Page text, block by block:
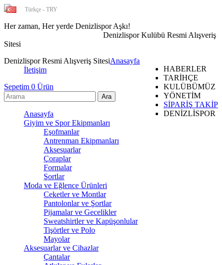
Her zaman, Her yerde Denizlispor Aşkı!
Denizlispor Kulübü Resmi Alışveriş
Sitesi
Denizlispor Resmi Alışveriş Sitesi
HABERLER
TARİHÇE
KULÜBÜMÜZ
YÖNETİM
SİPARİŞ TAKİP
DENİZLİSPOR
Türkçe - TRY
Anasayfa
İletişim
Sepetim 0 Ürün
Anasayfa
Giyim ve Spor Ekipmanları
Eşofmanlar
Antrenman Ekipmanları
Aksesuarlar
Çoraplar
Formalar
Şortlar
Moda ve Eğlence Ürünleri
Ceketler ve Montlar
Pantolonlar ve Şortlar
Pijamalar ve Gecelikler
Sweatshirtler ve Kapüşonlular
Tişörtler ve Polo
Mayolar
Aksesuarlar ve Cihazlar
Çantalar